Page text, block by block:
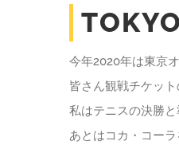
Image
今年2020年は東京
皆さん観戦チケッ
私はテニスの決勝
あとはコカ・コー